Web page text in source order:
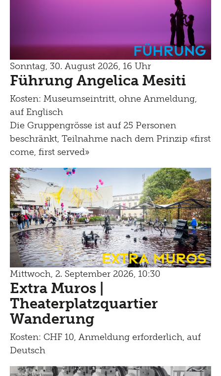
Führung
Sonntag, 30. August 2026, 16 Uhr
Führung Angelica Mesiti
Kosten: Museumseintritt, ohne Anmeldung,
auf Englisch
Die Gruppengrösse ist auf 25 Personen
beschränkt, Teilnahme nach dem Prinzip «first
come, first served»
Extra Muros
Mittwoch, 2. September 2026, 10:30
Extra Muros |
Theaterplatzquartier
Wanderung
Kosten: CHF 10, Anmeldung erforderlich, auf
Deutsch